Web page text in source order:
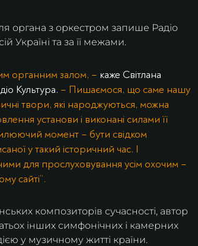
органа з оркестром запише Радіо
Україні та за її межами.
органним залом, – каже Світлана
Культура. – Пишаємося, що саме нашу
твори, які народжуються, можна
установи і виконані силами її
момент – бути свідком
у такий історичний час. І
для прослуховування усім охочим –
сайті”.
композиторів сучасності, автор
інших симфонічних і камерних
у музичному житті країни.